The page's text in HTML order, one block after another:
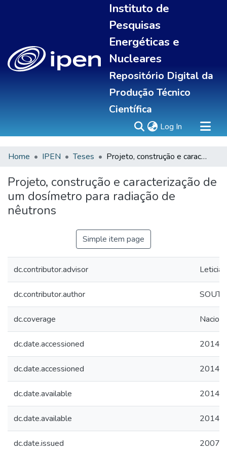
Instituto de
Pesquisas
Energéticas e
Nucleares
Repositório Digital da
Produção Técnico
Científica
Log In (current)
Sobre
Communities & Collections
All of DSpace
Statistics
Home IPEN Teses Projeto, construção e caracterização de um dosímetro para radiação de nêutrons
Projeto, construção e caracterização de
um dosímetro para radiação de
nêutrons
Simple item page
dc.contributor.advisor Leticia
dc.contributor.author
dc.coverage
dc.date.accessioned 2014-
dc.date.accessioned 2014-
dc.date.available 2014-
dc.date.available 2014-
dc.date.issued 2007